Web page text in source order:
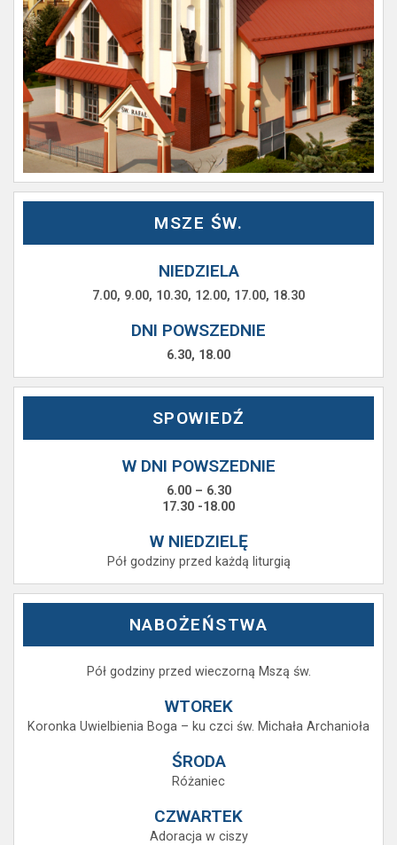
MSZE ŚW.
NIEDZIELA
7.00, 9.00, 10.30, 12.00, 17.00, 18.30
DNI POWSZEDNIE
6.30, 18.00
SPOWIEDŹ
W DNI POWSZEDNIE
6.00 – 6.30
17.30 -18.00
W NIEDZIELĘ
Pół godziny przed każdą liturgią
NABOŻEŃSTWA
Pół godziny przed wieczorną Mszą św.
WTOREK
Koronka Uwielbienia Boga – ku czci św. Michała Archanioła
ŚRODA
Różaniec
CZWARTEK
Adoracja w ciszy